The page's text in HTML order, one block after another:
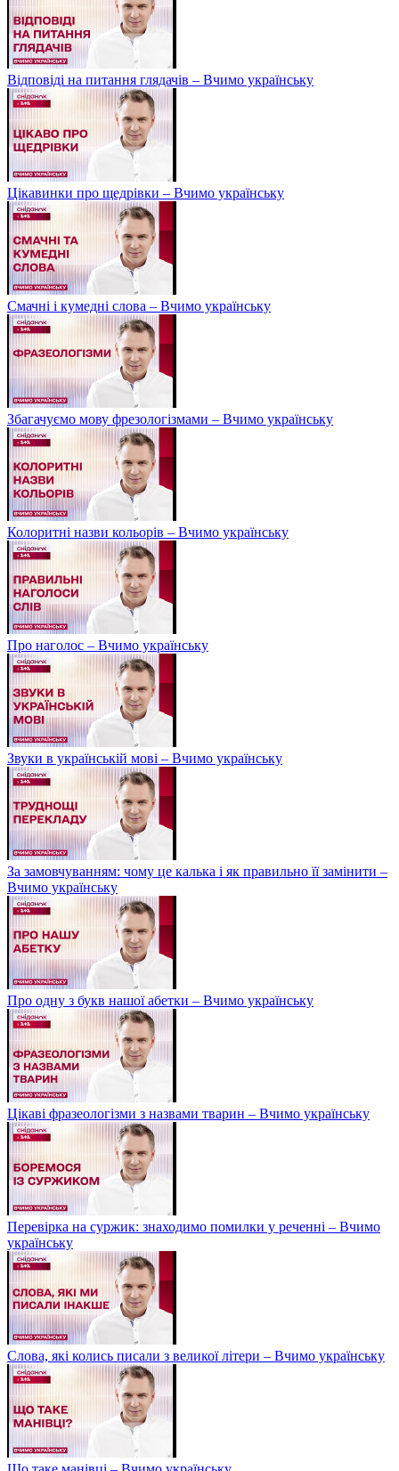
Відповіді на питання глядачів – Вчимо українську
Цікавинки про щедрівки – Вчимо українську
Смачні і кумедні слова – Вчимо українську
Збагачуємо мову фрезологізмами – Вчимо українську
Колоритні назви кольорів – Вчимо українську
Про наголос – Вчимо українську
Звуки в українській мові – Вчимо українську
За замовчуванням: чому це калька і як правильно її замінити –
Вчимо українську
Про одну з букв нашої абетки – Вчимо українську
Цікаві фразеологізми з назвами тварин – Вчимо українську
Перевірка на суржик: знаходимо помилки у реченні – Вчимо
українську
Слова, які колись писали з великої літери – Вчимо українську